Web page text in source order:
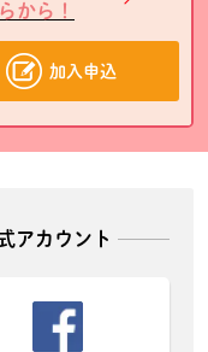
から！
加入申込
アカウント